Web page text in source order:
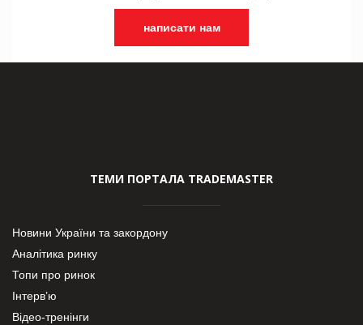
написати нам
ТЕМИ ПОРТАЛА TRADEMASTER
Новини України та закордону
Аналітика ринку
Топи про ринок
Інтерв’ю
Відео-тренінги